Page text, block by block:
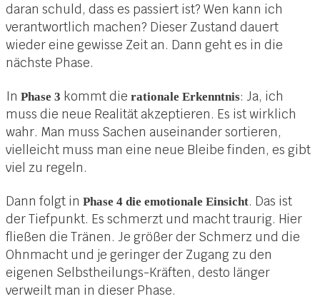
daran schuld, dass es passiert ist? Wen kann ich
verantwortlich machen? Dieser Zustand dauert
wieder eine gewisse Zeit an. Dann geht es in die
nächste Phase.
In Phase 3 kommt die rationale Erkenntnis: Ja, ich
muss die neue Realität akzeptieren. Es ist wirklich
wahr. Man muss Sachen auseinander sortieren,
vielleicht muss man eine neue Bleibe finden, es gibt
viel zu regeln.
Dann folgt in Phase 4 die emotionale Einsicht. Das ist
der Tiefpunkt. Es schmerzt und macht traurig. Hier
fließen die Tränen. Je größer der Schmerz und die
Ohnmacht und je geringer der Zugang zu den
eigenen Selbstheilungs-Kräften, desto länger
verweilt man in dieser Phase.